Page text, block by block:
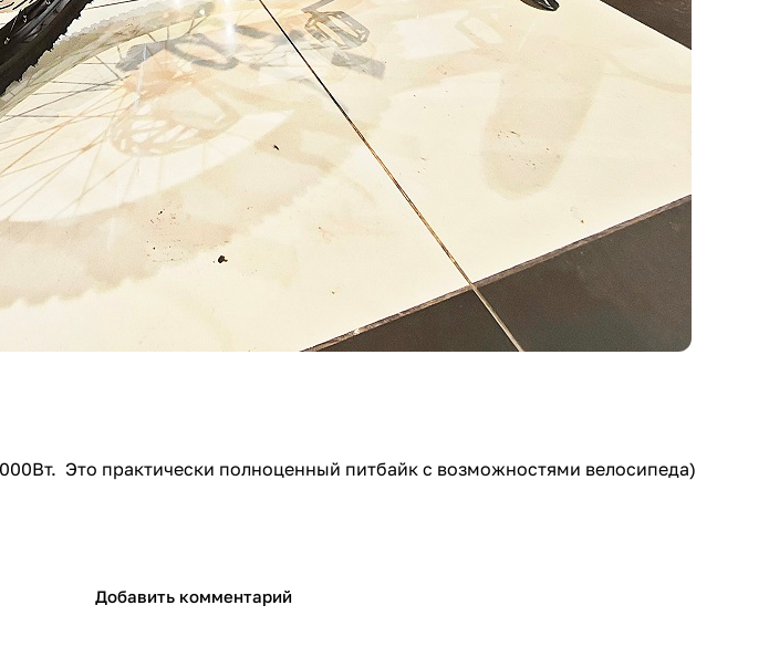
Это практически полноценный питбайк с возможностями велосипеда)
Добавить комментарий